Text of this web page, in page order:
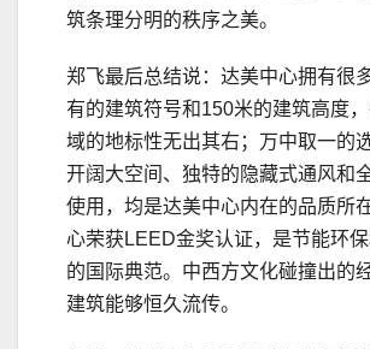
筑条理分明的秩序之美。
郑飞最后总结说：达美中心拥有很
有的建筑符号和150米的建筑高度
域的地标性无出其右；万中取一的
开阔大空间、独特的隐藏式通风和
使用，均是达美中心内在的品质所
心荣获LEED金奖认证，是节能环
的国际典范。中西方文化碰撞出的
建筑能够恒久流传。